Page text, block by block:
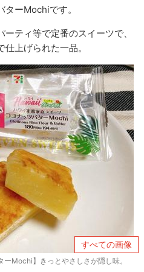
ーMochiです。
ティ等で定番のスイーツで、
上げられた一品。
すべての画像
ーMochi】きっとやさしさが隠し味。